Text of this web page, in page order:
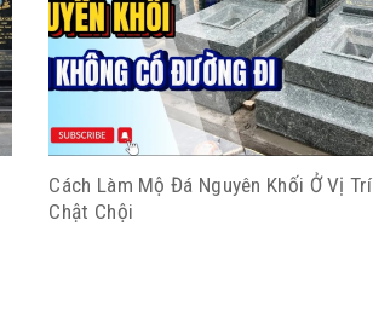
Cách Làm Mộ Đá Nguyên Khối Ở Vị Trí
Chật Chội